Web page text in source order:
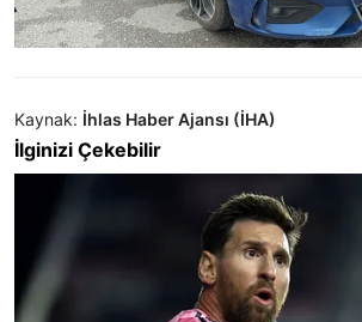
Kaynak: İhlas Haber Ajansı (İHA)